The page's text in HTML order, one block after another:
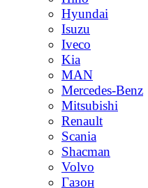
Hyundai
Isuzu
Iveco
Kia
MAN
Mercedes-Benz
Mitsubishi
Renault
Scania
Shacman
Volvo
Газон